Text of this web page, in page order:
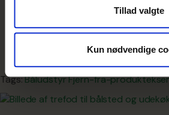
Tillad valgte
Kun nødvendige
Tags:BåludstyrFjern-fra-